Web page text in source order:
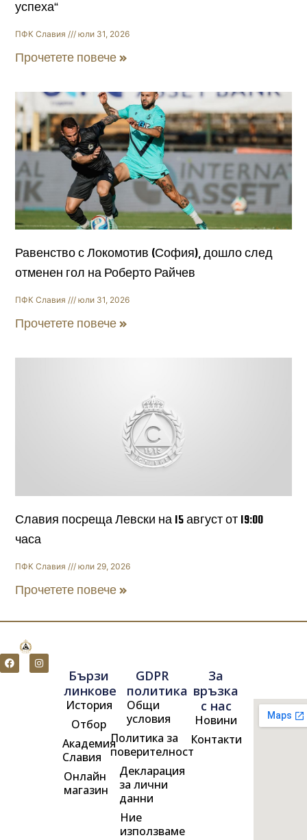
успеха“
ПФК Славия юли 31, 2026
Прочетете повече »
Равенство с Локомотив (София), дошло след
отменен гол на Роберто Райчев
ПФК Славия юли 31, 2026
Прочетете повече »
Славия посреща Левски на 15 август от 19:00
часа
ПФК Славия юли 29, 2026
Прочетете повече »
F
a
I
n
Бързи
линкове
История
Отбор
Академия
Славия
Онлайн
магазин
GDPR
политика
Общи
условия
Политика за
поверителност
Декларация
за лични
данни
Ние
използваме
За
връзка
с нас
Новини
Контакти